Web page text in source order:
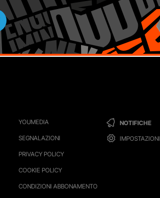
YOUMEDIA
SEGNALAZIONI
PRIVACY POLICY
COOKIE POLICY
CONDIZIONI ABBONAMENTO
NOTIFICHE
IMPOSTAZIONI